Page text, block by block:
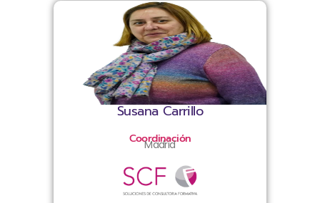
Susana Carrillo
Coordinación
Madrid